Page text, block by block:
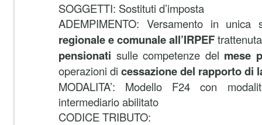
SOGGETTI: Sostituti d’imposta
ADEMPIMENTO: Versamento in unica
regionale e comunale all’IRPEF
pensionati sulle competenze del mese
operazioni di cessazione del rapporto di
MODALITA’: Modello F24 con
intermediario abilitato
CODICE TRIBUTO: